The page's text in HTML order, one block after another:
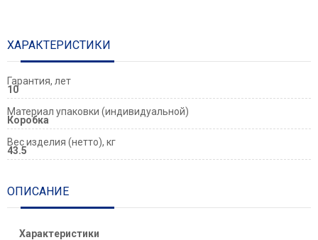
ХАРАКТЕРИСТИКИ
Гарантия, лет
10
Материал упаковки (индивидуальной)
Коробка
Вес изделия (нетто), кг
43.5
ОПИСАНИЕ
Характеристики